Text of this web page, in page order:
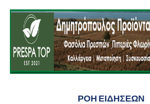
ΡΟΗ ΕΙΔΗΣΕΩΝ